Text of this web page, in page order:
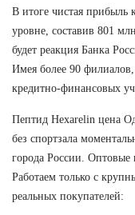
В итоге чистая прибыль
уровне, составив 801
будет реакция Банка
Имея более 90
кредитно-финансовых
Пептид Hexarelin цена
без спортзала
города России. Оптовые
Работаем только с
реальных покупателей: